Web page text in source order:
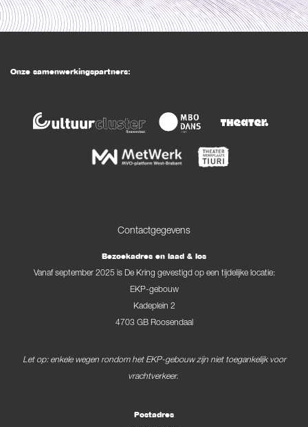
Onze samenwerkingspartners:
Contactgegevens
Bezoekadres en laad & los
Vanaf september 2025 is De Kring gevestigd op een tijdelijke locatie:
EKP-gebouw
Kadeplein 2
4703 GB Roosendaal
Let op: enkele wegen rondom het EKP-gebouw zijn niet toegankelijk voor
vrachtverkeer.
Postadres